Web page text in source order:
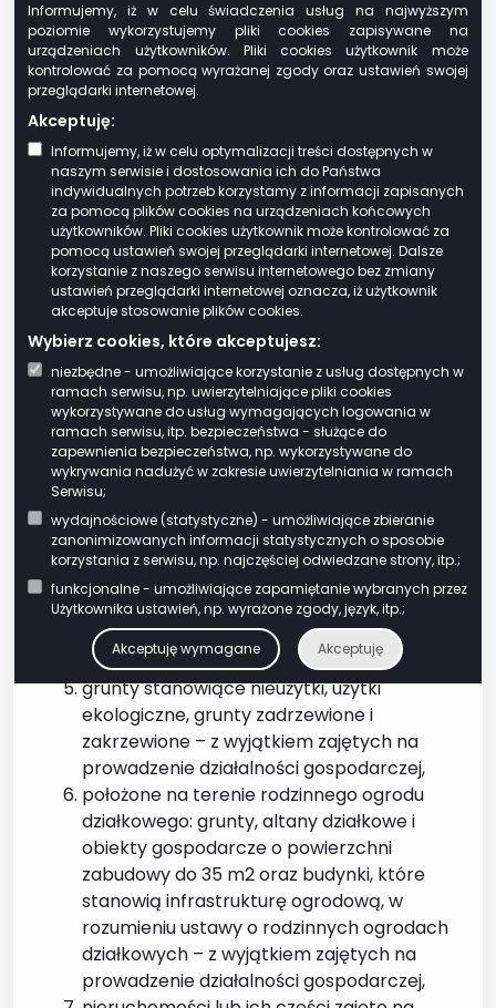
Informujemy, iż w celu świadczenia usług na najwyższym
poziomie wykorzystujemy pliki cookies zapisywane na
urządzeniach użytkowników. Pliki cookies użytkownik może
kontrolować za pomocą wyrażanej zgody oraz ustawień swojej
przeglądarki internetowej.
Akceptuję:
Informujemy, iż w celu optymalizacji treści dostępnych w
naszym serwisie i dostosowania ich do Państwa
indywidualnych potrzeb korzystamy z informacji zapisanych
za pomocą plików cookies na urządzeniach końcowych
użytkowników. Pliki cookies użytkownik może kontrolować za
pomocą ustawień swojej przeglądarki internetowej. Dalsze
korzystanie z naszego serwisu internetowego bez zmiany
ustawień przeglądarki internetowej oznacza, iż użytkownik
akceptuje stosowanie plików cookies.
Wybierz cookies, które akceptujesz:
niezbędne - umożliwiające korzystanie z usług dostępnych w
ramach serwisu, np. uwierzytelniające pliki cookies
wykorzystywane do usług wymagających logowania w
ramach serwisu, itp. bezpieczeństwa - służące do
zapewnienia bezpieczeństwa, np. wykorzystywane do
wykrywania nadużyć w zakresie uwierzytelniania w ramach
Serwisu;
wydajnościowe (statystyczne) - umożliwiające zbieranie
zanonimizowanych informacji statystycznych o sposobie
korzystania z serwisu, np. najczęściej odwiedzane strony, itp.;
funkcjonalne - umożliwiające zapamiętanie wybranych przez
Użytkownika ustawień, np. wyrażone zgody, język, itp.;
Akceptuję wymagane Akceptuję
zajęte na prowadzenie działów
specjalnych produkcji rolnej,
grunty i budynki wpisane indywidualnie do
rejestru zabytków, pod warunkiem ich
utrzymania i konserwacji, zgodnie z
przepisami o ochronie zabytków – z
wyjątkiem części zajętych na prowadzenie
działalności gospodarczej,
grunty, budynki lub ich części zajęte
wyłącznie na potrzeby prowadzenia przez
stowarzyszenia statutowej działalności
wśród dzieci i młodzieży w zakresie oświaty,
wychowania, nauki i techniki, kultury
fizycznej i sportu, z wyjątkiem
wykorzystywanych do prowadzenia
działalności gospodarczej, oraz grunty
zajęte trwale na obozowiska i bazy
wypoczynkowe dzieci i młodzieży,
grunty położone na obszarach objętych
ochroną ścisłą, czynną lub krajobrazową,
a także budynki i budowle trwale związane
z gruntem, które znajdują się w parkach
narodowych lub rezerwatach przyrody i
służą bezpośrednio i wyłącznie osiąganiu
celów związanych z ochroną przyrody,
grunty stanowiące nieużytki, użytki
ekologiczne, grunty zadrzewione i
zakrzewione – z wyjątkiem zajętych na
prowadzenie działalności gospodarczej,
położone na terenie rodzinnego ogrodu
działkowego: grunty, altany działkowe i
obiekty gospodarcze o powierzchni
zabudowy do 35 m2 oraz budynki, które
stanowią infrastrukturę ogrodową, w
rozumieniu ustawy o rodzinnych ogrodach
działkowych – z wyjątkiem zajętych na
prowadzenie działalności gospodarczej,